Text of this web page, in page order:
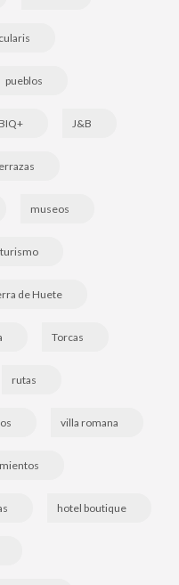
pueblos
J&B
museos
de Huete
Torcas
rutas
villa romana
hotel boutique